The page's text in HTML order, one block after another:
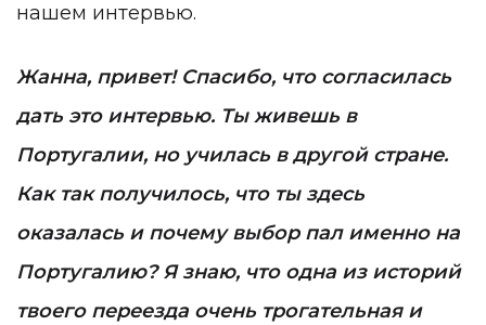
нашем интервью.
Жанна, привет! Спасибо, что согласилась
дать это интервью. Ты живешь в
Португалии, но училась в другой стране.
Как так получилось, что ты здесь
оказалась и почему выбор пал именно на
Португалию? Я знаю, что одна из историй
твоего переезда очень трогательная и